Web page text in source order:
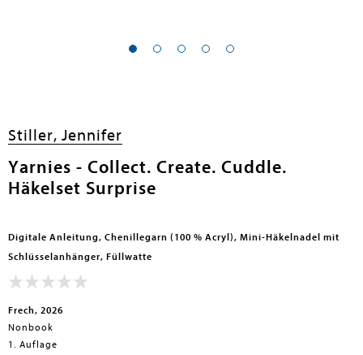
Stiller, Jennifer
Yarnies - Collect. Create. Cuddle.
Häkelset Surprise
Digitale Anleitung, Chenillegarn (100 % Acryl), Mini-Häkelnadel mit
Schlüsselanhänger, Füllwatte
Frech, 2026
Nonbook
1. Auflage